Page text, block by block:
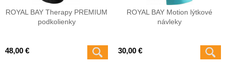
ROYAL BAY Therapy PREMIUM
podkolienky
48,00 €
ROYAL BAY Motion lýtkové
návleky
30,00 €